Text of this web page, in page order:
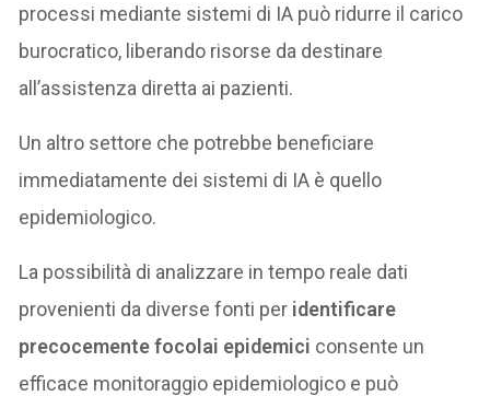
processi mediante sistemi di IA può ridurre il carico
burocratico, liberando risorse da destinare
all’assistenza diretta ai pazienti.
Un altro settore che potrebbe beneficiare
immediatamente dei sistemi di IA è quello
epidemiologico.
La possibilità di analizzare in tempo reale dati
provenienti da diverse fonti per identificare
precocemente focolai epidemici consente un
efficace monitoraggio epidemiologico e può